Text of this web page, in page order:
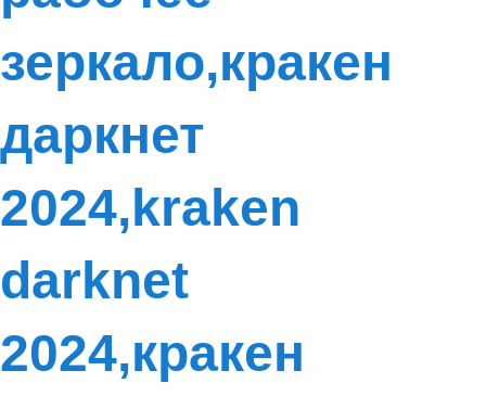
зеркало,кракен
даркнет
2024,kraken
darknet
2024,кракен